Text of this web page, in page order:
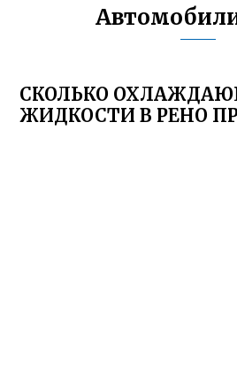
СКОЛЬКО
ЖИДКОСТИ В РЕНО